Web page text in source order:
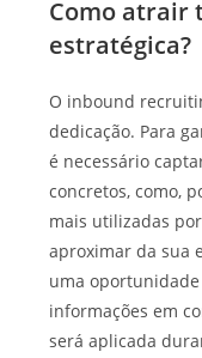
Como atrair
estratégica?
O inbound
dedicação. Para
é necessário
concretos, como,
mais utilizadas
aproximar da sua
uma oportunidade
informações em
será aplicada